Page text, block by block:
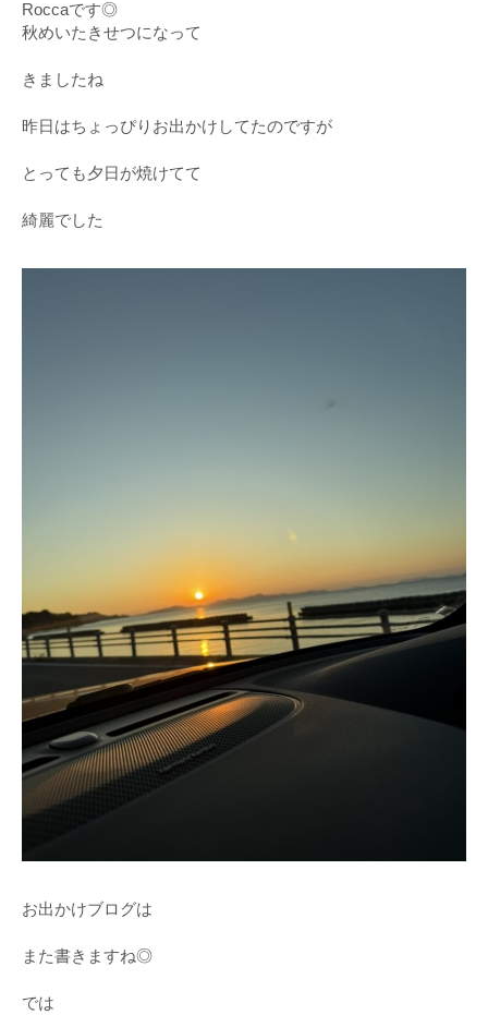
Roccaです◎
秋めいたきせつになって
きましたね
昨日はちょっぴりお出かけしてたのですが
とっても夕日が焼けてて
綺麗でした
お出かけブログは
また書きますね◎
では